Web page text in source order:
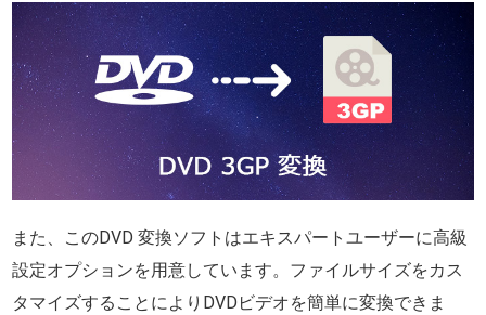
また、このDVD 変換ソフトはエキスパートユーザーに高級
設定オプションを用意しています。ファイルサイズをカス
タマイズすることによりDVDビデオを簡単に変換できま